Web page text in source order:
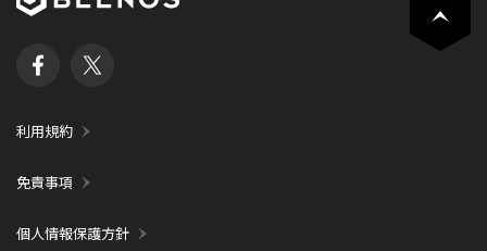
利用規約
免責事項
個人情報保護方針